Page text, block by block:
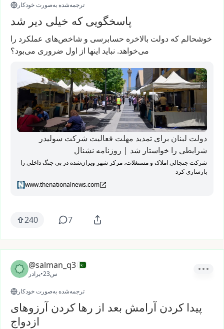
ترجمه‌شده به‌صورت خودکار
پاسخگویی که خیلی دیر شد
خوشحالم که دولت بالاخره حسابرسی و شاخص‌های عملکرد را
می‌خواهد. نباید اینها از اول ضروری می‌بود؟
دولت لبنان برای تمدید مهلت فعالیت شرکت سولیدر
شرایطی را خواستار شد | روزنامه نشنال
شرکت جنجالی املاک و مستغلات، مرکز شهر ویران‌شده در پی جنگ داخلی را
بازسازی کرد
www.thenationalnews.com
240 7
@salman_q3
برادر• 23س
ترجمه‌شده به‌صورت خودکار
پیدا کردن آرامش بعد از رها کردن آرزوهای
ازدواج